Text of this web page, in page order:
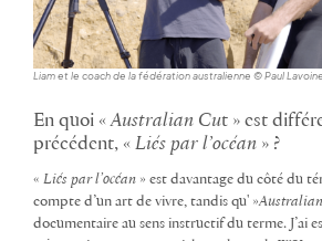
Liam et le coach de la fédération australienne © Paul Lavoine
En quoi «Australian Cut » est
précédent, « Liés par l’océan » ?
« Liés par l’océan » est davantage du côté du
compte d’un art de vivre, tandis qu' »
documentaire au sens instructif du terme. J’ai